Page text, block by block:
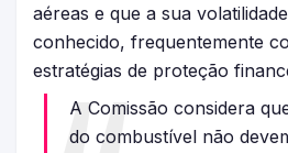
aéreas e que a sua
conhecido, frequentemente
estratégias de proteção
A Comissão considera
do combustível não